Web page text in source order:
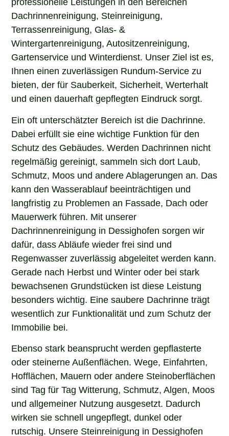
Dachrinnenreinigung, Steinreinigung,
Terrassenreinigung, Glas- &
Wintergartenreinigung, Autositzenreinigung,
Gartenservice und Winterdienst. Unser Ziel ist es,
Ihnen einen zuverlässigen Rundum-Service zu
bieten, der für Sauberkeit, Sicherheit, Werterhalt
und einen dauerhaft gepflegten Eindruck sorgt.
Ein oft unterschätzter Bereich ist die Dachrinne.
Dabei erfüllt sie eine wichtige Funktion für den
Schutz des Gebäudes. Werden Dachrinnen nicht
regelmäßig gereinigt, sammeln sich dort Laub,
Schmutz, Moos und andere Ablagerungen an. Das
kann den Wasserablauf beeinträchtigen und
langfristig zu Problemen an Fassade, Dach oder
Mauerwerk führen. Mit unserer
Dachrinnenreinigung in Dessighofen sorgen wir
dafür, dass Abläufe wieder frei sind und
Regenwasser zuverlässig abgeleitet werden kann.
Gerade nach Herbst und Winter oder bei stark
bewachsenen Grundstücken ist diese Leistung
besonders wichtig. Eine saubere Dachrinne trägt
wesentlich zur Funktionalität und zum Schutz der
Immobilie bei.
Ebenso stark beansprucht werden gepflasterte
oder steinerne Außenflächen. Wege, Einfahrten,
Hofflächen, Mauern oder andere Steinoberflächen
sind Tag für Tag Witterung, Schmutz, Algen, Moos
und allgemeiner Nutzung ausgesetzt. Dadurch
wirken sie schnell ungepflegt, dunkel oder
rutschig. Unsere Steinreinigung in Dessighofen